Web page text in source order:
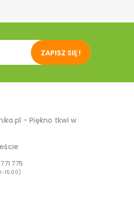
ZAPISZ SIĘ !
- Piękno tkwi w
775
15:00)